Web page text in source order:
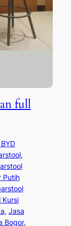
full
Putih
Kursi
, Jasa
Bogor